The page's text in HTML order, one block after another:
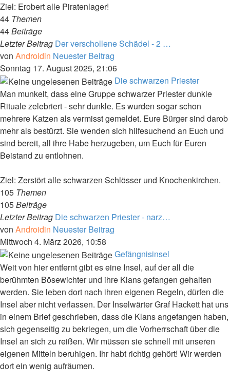
Ziel: Erobert alle Piratenlager!
44 Themen
44Beiträge
Letzter Beitrag Der verschollene Schädel - 2 …
von Androidin Neuester Beitrag
Sonntag 17. August 2025, 21:06
Die schwarzen Priester
Man munkelt, dass eine Gruppe schwarzer Priester dunkle
Rituale zelebriert - sehr dunkle. Es wurden sogar schon
mehrere Katzen als vermisst gemeldet. Eure Bürger sind darob
mehr als bestürzt. Sie wenden sich hilfesuchend an Euch und
sind bereit, all ihre Habe herzugeben, um Euch für Euren
Beistand zu entlohnen.
Ziel: Zerstört alle schwarzen Schlösser und Knochenkirchen.
105 Themen
105Beiträge
Letzter Beitrag Die schwarzen Priester - narz…
von Androidin Neuester Beitrag
Mittwoch 4. März 2026, 10:58
Gefängnisinsel
Weit von hier entfernt gibt es eine Insel, auf der all die
berühmten Bösewichter und ihre Klans gefangen gehalten
werden. Sie leben dort nach ihren eigenen Regeln, dürfen die
Insel aber nicht verlassen. Der Inselwärter Graf Hackett hat uns
in einem Brief geschrieben, dass die Klans angefangen haben,
sich gegenseitig zu bekriegen, um die Vorherrschaft über die
Insel an sich zu reißen. Wir müssen sie schnell mit unseren
eigenen Mitteln beruhigen. Ihr habt richtig gehört! Wir werden
dort ein wenig aufräumen.